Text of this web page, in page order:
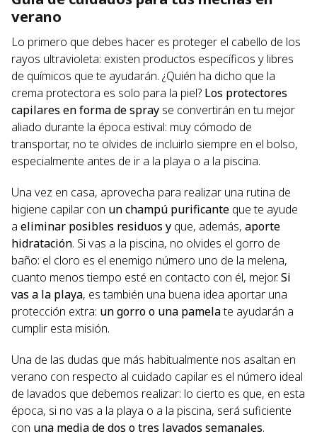
verano
Lo primero que debes hacer es proteger el cabello de los
rayos ultravioleta: existen productos específicos y libres
de químicos que te ayudarán. ¿Quién ha dicho que la
crema protectora es solo para la piel? Los protectores
capilares en forma de spray se convertirán en tu mejor
aliado durante la época estival: muy cómodo de
transportar, no te olvides de incluirlo siempre en el bolso,
especialmente antes de ir a la playa o a la piscina.
Una vez en casa, aprovecha para realizar una rutina de
higiene capilar con un champú purificante que te ayude
a eliminar posibles residuos y que, además, aporte
hidratación. Si vas a la piscina, no olvides el gorro de
baño: el cloro es el enemigo número uno de la melena,
cuanto menos tiempo esté en contacto con él, mejor.Si
vas a la playa, es también una buena idea aportar una
protección extra: un gorro o una pamelate ayudarán a
cumplir esta misión.
Una de las dudas que más habitualmente nos asaltan en
verano con respecto al cuidado capilar es el número ideal
de lavados que debemos realizar: lo cierto es que, en esta
época, si no vas a la playa o a la piscina, será suficiente
con una media de dos o tres lavados semanales.